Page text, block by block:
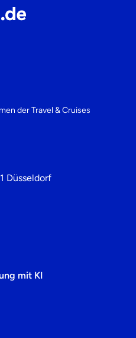
derTravel & Cruises
Düsseldorf
mit KI